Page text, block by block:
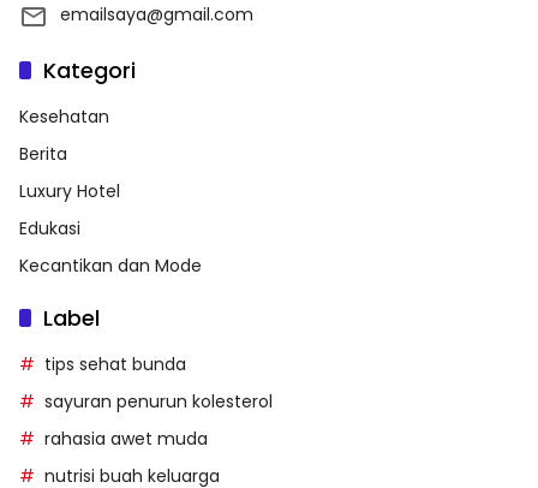
emailsaya@gmail.com
Kategori
Kesehatan
Berita
Luxury Hotel
Edukasi
Kecantikan dan Mode
Label
tips sehat bunda
sayuran penurun kolesterol
rahasia awet muda
nutrisi buah keluarga